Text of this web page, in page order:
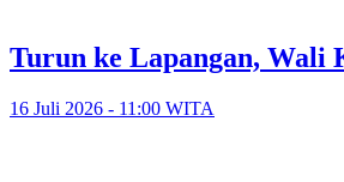
Turun ke Lapangan, Wali
16 Juli 2026 - 11:00 WITA